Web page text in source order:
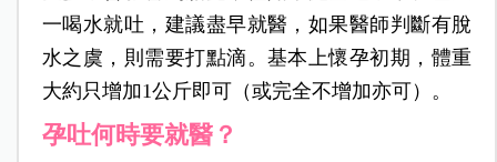
一喝水就吐，建議盡早就醫，如果醫師判斷有脫
水之虞，則需要打點滴。基本上懷孕初期，體重
大約只增加1公斤即可（或完全不增加亦可）。
孕吐何時要就醫？